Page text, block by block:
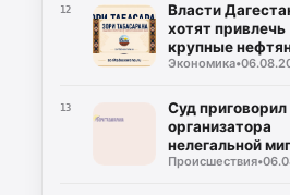
12
Власти
хотят привлечь
крупные
компании на
Экономика•
13
Суд приговорил
организатора
нелегальной
5 годам колонии
Происшествия•